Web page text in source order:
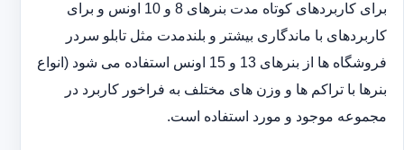
‏برای کاربردهای کوتاه مدت بنرهای 8 و 10 اونس و برای
کاربردهای با ماندگاری بیشتر و بلندمدت مثل تابلو سردر
‏فروشگاه ها از بنرهای 13 و 15 اونس استفاده می شود (انواع
بنرها با تراکم ها و وزن های مختلف به فراخور کاربرد در
‏مجموعه موجود و مورد استفاده است.